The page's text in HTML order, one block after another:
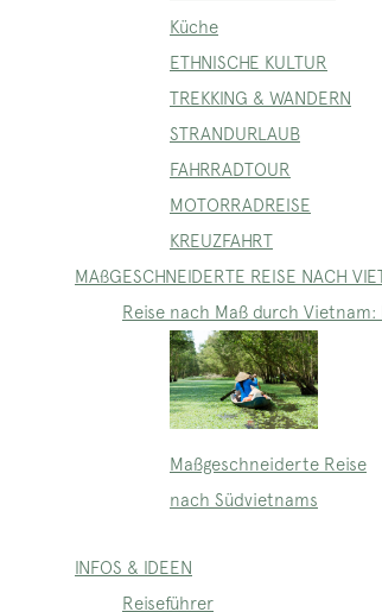
Küche
ETHNISCHE KULTUR
TREKKING & WANDERN
STRANDURLAUB
FAHRRADTOUR
MOTORRADREISE
KREUZFAHRT
MAßGESCHNEIDERTE REISE NACH
Reise nach Maß durch Vietnam:
Maßgeschneiderte Reise
nach Südvietnams
INFOS & IDEEN
Reiseführer